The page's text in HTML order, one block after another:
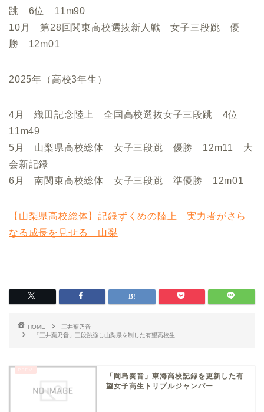
跳 6位 11m90
10月 第28回関東高校選抜新人戦 女子三段跳 優
勝 12m01
2025年（高校3年生）
4月 織田記念陸上 全国高校選抜女子三段跳 4位
11m49
5月 山梨県高校総体 女子三段跳 優勝 12m11 大
会新記録
6月 南関東高校総体 女子三段跳 準優勝 12m01
【山梨県高校総体】記録ずくめの陸上 実力者がさら
なる成長を見せる 山梨
HOME
三井葉乃音
「三井葉乃音」三段跳強し山梨県を制した有望高校生
「岡島奏音」東海高校記録を更新した有
望女子高生トリプルジャンパー